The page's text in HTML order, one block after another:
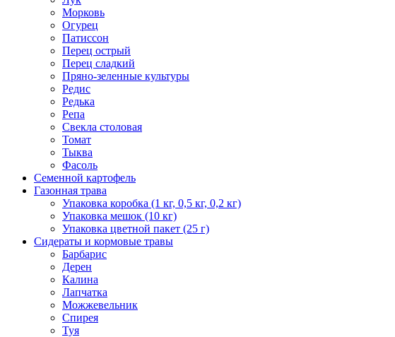
Морковь
Огурец
Патиссон
Перец острый
Перец сладкий
Пряно-зеленные культуры
Редис
Редька
Репа
Свекла столовая
Томат
Тыква
Фасоль
Семенной картофель
Газонная трава
Упаковка коробка (1 кг, 0,5 кг, 0,2 кг)
Упаковка мешок (10 кг)
Упаковка цветной пакет (25 г)
Сидераты и кормовые травы
Барбарис
Дерен
Калина
Лапчатка
Можжевельник
Спирея
Туя